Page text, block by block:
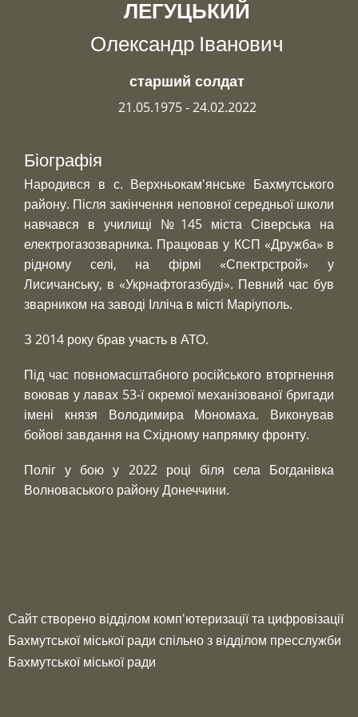
ЛЕГУЦЬКИЙ
Олександр Іванович
старший солдат
21.05.1975 - 24.02.2022
Біографія
Народився в с. Верхньокам'янське Бахмутського
району. Після закінчення неповної середньої школи
навчався в училищі №145 міста Сіверська на
електрогазозварника. Працював у КСП «Дружба» в
рідному селі, на фірмі «Спектрстрой» у
Лисичанську, в «Укрнафтогазбуді». Певний час був
зварником на заводі Ілліча в місті Маріуполь.
З 2014 року брав участь в АТО.
Під час повномасштабного російського вторгнення
воював у лавах 53-ї окремої механізованої бригади
імені князя Володимира Мономаха. Виконував
бойові завдання на Східному напрямку фронту.
Поліг у бою у 2022 році біля села Богданівка
Волноваського району Донеччини.
menu
Сайт створено відділом комп'ютеризації та цифровізації
Бахмутської міської ради спільно з відділом пресслужби
Бахмутської міської ради